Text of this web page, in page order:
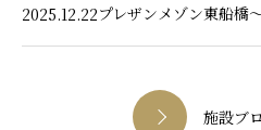
2025.12.22プレザンメゾン東船橋
施設ブ